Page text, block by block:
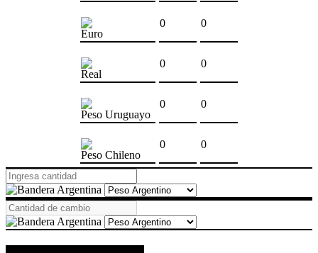
Euro
0 0
Real
0 0
Peso Uruguayo
0 0
Peso Chileno
0 0